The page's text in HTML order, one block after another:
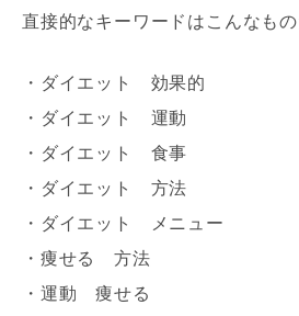
直接的なキーワードはこんなもの
・ダイエット 効果的
・ダイエット 運動
・ダイエット 食事
・ダイエット 方法
・ダイエット メニュー
・痩せる 方法
・運動 痩せる